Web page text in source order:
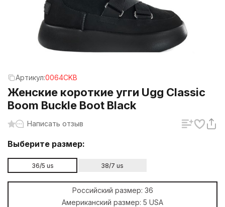
Артикул:0064CKB
Женские короткие угги Ugg Classic
Boom Buckle Boot Black
Написать отзыв
Выберите размер:
36/5 us 38/7 us
Российский размер: 36
Американский размер: 5 USA